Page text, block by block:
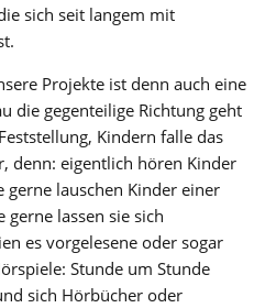
sich seit langem mit
Projekte ist denn auch eine
die gegenteilige Richtung geht
Kindern falle das
denn: eigentlich hören Kinder
gerne lauschen Kinder einer
gerne lassen sie sich
es vorgelesene oder sogar
Stunde um Stunde
sich Hörbücher oder